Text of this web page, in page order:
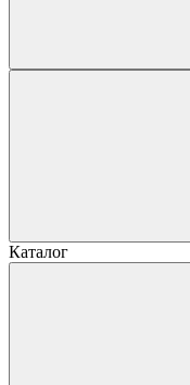
Каталог